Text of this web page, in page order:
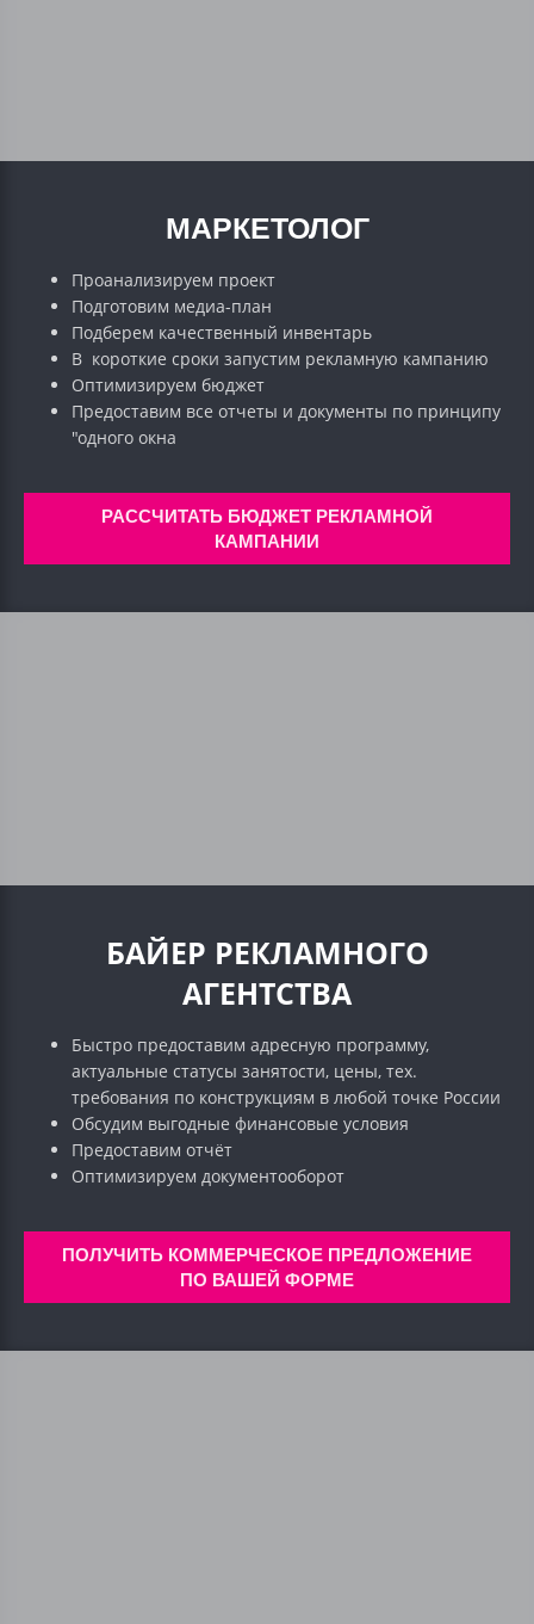
МАРКЕТОЛОГ
Проанализируем проект
Подготовим медиа-план
Подберем качественный инвентарь
В короткие сроки запустим рекламную кампанию
Оптимизируем бюджет
Предоставим все отчеты и документы по принципу
"одного окна
РАССЧИТАТЬ БЮДЖЕТ РЕКЛАМНОЙ
КАМПАНИИ
БАЙЕР РЕКЛАМНОГО
АГЕНТСТВА
Быстро предоставим адресную программу,
актуальные статусы занятости, цены, тех.
требования по конструкциям в любой точке России
Обсудим выгодные финансовые условия
Предоставим отчёт
Оптимизируем документооборот
ПОЛУЧИТЬ КОММЕРЧЕСКОЕ ПРЕДЛОЖЕНИЕ
ПО ВАШЕЙ ФОРМЕ